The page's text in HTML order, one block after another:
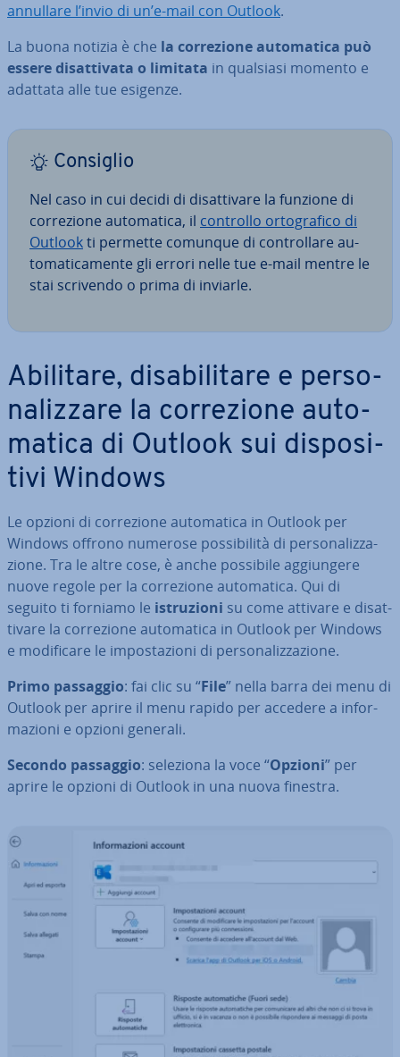
annullare l’invio di un’e-mail con Outlook.
La buona notizia è che la cor­re­zio­ne au­to­ma­ti­ca può
essere di­sat­ti­va­ta o limitata in qualsiasi momento e
adattata alle tue esigenze.
Consiglio
Nel caso in cui decidi di di­sat­ti­va­re la funzione di
cor­re­zio­ne au­to­ma­ti­ca, il controllo or­to­gra­fi­co di
Outlookti permette comunque di con­trol­la­re au­
to­ma­ti­ca­men­te gli errori nelle tue e-mail mentre le
stai scrivendo o prima di inviarle.
Abilitare, di­sa­bi­li­ta­re e per­so­
na­liz­za­re la cor­re­zio­ne au­to­
ma­ti­ca di Outlook sui di­spo­si­
ti­vi Windows
Le opzioni di cor­re­zio­ne au­to­ma­ti­ca in Outlook per
Windows offrono numerose pos­si­bi­li­tà di per­so­na­liz­za­
zio­ne. Tra le altre cose, è anche possibile ag­giun­ge­re
nuove regole per la cor­re­zio­ne au­to­ma­ti­ca. Qui di
seguito ti forniamo le istru­zio­ni su come attivare e di­sat­
ti­va­re la cor­re­zio­ne au­to­ma­ti­ca in Outlook per Windows
e mo­di­fi­ca­re le im­po­sta­zio­ni di per­so­na­liz­za­zio­ne.
Primo passaggio: fai clic su “File” nella barra dei menu di
Outlook per aprire il menu rapido per accedere a in­for­
ma­zio­ni e opzioni generali.
Secondo passaggio: seleziona la voce “Opzioni” per
aprire le opzioni di Outlook in una nuova finestra.